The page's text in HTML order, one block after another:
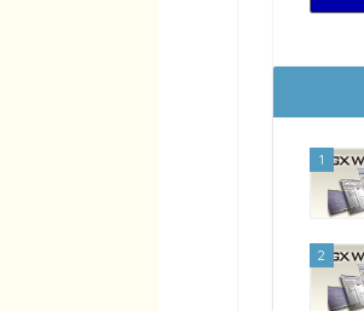
11位
13位
15位
1
2